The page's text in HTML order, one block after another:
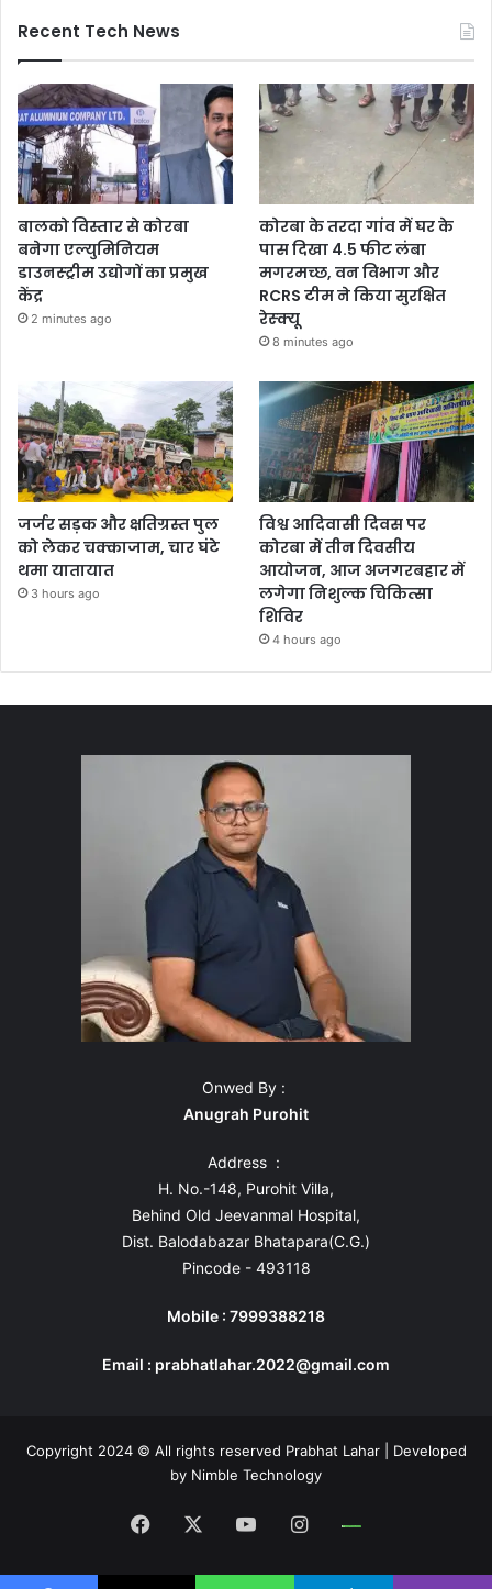
Recent Tech News
बालको विस्तार से कोरबा
बनेगा एल्युमिनियम
डाउनस्ट्रीम उद्योगों का प्रमुख
केंद्र
2 minutes ago
कोरबा के तरदा गांव में घर के
पास दिखा 4.5 फीट लंबा
मगरमच्छ, वन विभाग और
RCRS टीम ने किया सुरक्षित
रेस्क्यू
8 minutes ago
जर्जर सड़क और क्षतिग्रस्त पुल
को लेकर चक्काजाम, चार घंटे
थमा यातायात
3 hours ago
विश्व आदिवासी दिवस पर
कोरबा में तीन दिवसीय
आयोजन, आज अजगरबहार में
लगेगा निशुल्क चिकित्सा
शिविर
4 hours ago
Onwed By :
Anugrah Purohit
Address :
H. No.-148, Purohit Villa,
Behind Old Jeevanmal Hospital,
Dist. Balodabazar Bhatapara(C.G.)
Pincode - 493118
Mobile : 7999388218
Email : prabhatlahar.2022@gmail.com
Copyright 2024 © All rights reserved Prabhat Lahar | Developed
by Nimble Technology
Facebook YouTubeInstagram